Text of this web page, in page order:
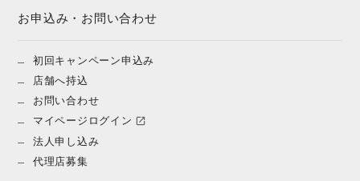
お申込み・お問い合わせ
初回キャンペーン申込み
店舗へ持込
お問い合わせ
マイページログイン
法人申し込み
代理店募集